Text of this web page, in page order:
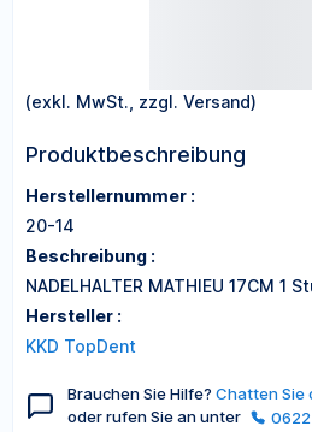
(exkl. MwSt., zzgl. Versand)
Produktbeschreibung
Herstellernummer :
20-14
Beschreibung :
NADELHALTER MATHIEU 17CM 1
Hersteller :
KKD TopDent
Brauchen Sie Hilfe? Chatten Sie
oder rufen Sie an unter